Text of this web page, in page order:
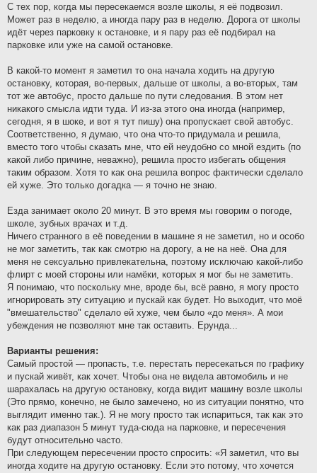
С тех пор, когда мы пересекаемся возле школы, я её подвозил.
Может раз в неделю, а иногда пару раз в неделю. Дорога от школы
идёт через парковку к остановке, и я пару раз её подбирал на
парковке или уже на самой остановке.
В какой-то момент я заметил то она начала ходить на другую
остановку, которая, во-первых, дальше от школы, а во-вторых, там
тот же автобус, просто дальше по пути следования. В этом нет
никакого смысла идти туда. И из‑за этого она иногда (например,
сегодня, я в шоке, и вот я тут пишу) она пропускает свой автобус.
Соответственно, я думаю, что она что-то придумала и решила,
вместо того чтобы сказать мне, что ей неудобно со мной ездить (по
какой либо причине, неважно), решила просто избегать общения
таким образом. Хотя то как она решила вопрос фактически сделало
ей хуже. Это только догадка — я точно не знаю.
Езда занимает около 20 минут. В это время мы говорим о погоде,
школе, зубных врачах и т.д.
Ничего странного в её поведении в машине я не заметил, но и особо
не мог заметить, так как смотрю на дорогу, а не на неё. Она для
меня не сексуально привлекательна, поэтому исключаю какой-либо
флирт с моей стороны или намёки, которых я мог бы не заметить.
Я понимаю, что поскольку мне, вроде бы, всё равно, я могу просто
игнорировать эту ситуацию и пускай как будет. Но выходит, что моё
"вмешательство" сделало ей хуже, чем было «до меня». А мои
убеждения не позволяют мне так оставить. Ерунда...
Варианты решения:
Самый простой — пропасть, т.е. перестать пересекаться по графику
и пускай живёт, как хочет. Чтобы она не видела автомобиль и не
шарахалась на другую остановку, когда видит машину возле школы
(Это прямо, конечно, не было замечено, но из ситуации понятно, что
выглядит именно так.). Я не могу просто так испариться, так как это
как раз диапазон 5 минут туда-сюда на парковке, и пересечения
будут относительно часто.
При следующем пересечении просто спросить: «Я заметил, что вы
иногда ходите на другую остановку. Если это потому, что хочется